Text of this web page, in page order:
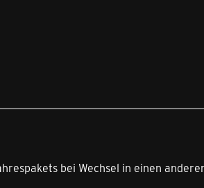
bei Wechsel in einen